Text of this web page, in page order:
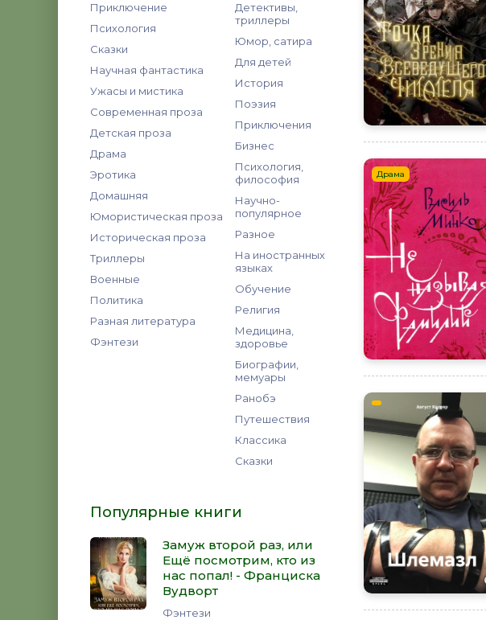
Приключение
Психология
Сказки
Научная фантастика
Ужасы и мистика
Современная проза
Детская проза
Драма
Эротика
Домашняя
Юмористическая проза
Историческая проза
Триллеры
Военные
Политика
Разная литература
Фэнтези
Детективы,
триллеры
Юмор, сатира
Для детей
История
Поэзия
Приключения
Бизнес
Психология,
философия
Научно-
популярное
Разное
На иностранных
языках
Обучение
Религия
Медицина,
здоровье
Биографии,
мемуары
Ранобэ
Путешествия
Классика
Сказки
Популярные книги
Замуж второй раз, или
Ещё посмотрим, кто из
нас попал! - Франциска
Вудворт
Фэнтези
Драма